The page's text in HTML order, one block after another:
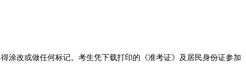
涂改或做任何标记。考生凭下载打印的《准考证》及居民身份证参加